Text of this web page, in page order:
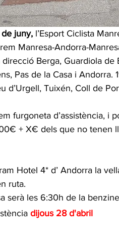
de juny, l’Esport Ciclista
Manresa-Andorra-
Berga, Guardiola de
Pas de la Casa i Andorra.
d’Urgell, Tuixén, Coll de
furgoneta d’assistència, i
+ X€ dels que no tenen
Hotel 4* d’ Andorra la
ruta.
serà les 6:30h de la
dijous 28 d'abril